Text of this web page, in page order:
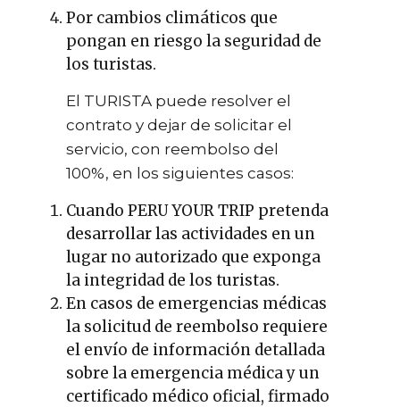
Por cambios climáticos que
pongan en riesgo la seguridad de
los turistas.
El TURISTA puede resolver el
contrato y dejar de solicitar el
servicio, con reembolso del
100%, en los siguientes casos:
Cuando PERU YOUR TRIP pretenda
desarrollar las actividades en un
lugar no autorizado que exponga
la integridad de los turistas.
En casos de emergencias médicas
la solicitud de reembolso requiere
el envío de información detallada
sobre la emergencia médica y un
certificado médico oficial, firmado